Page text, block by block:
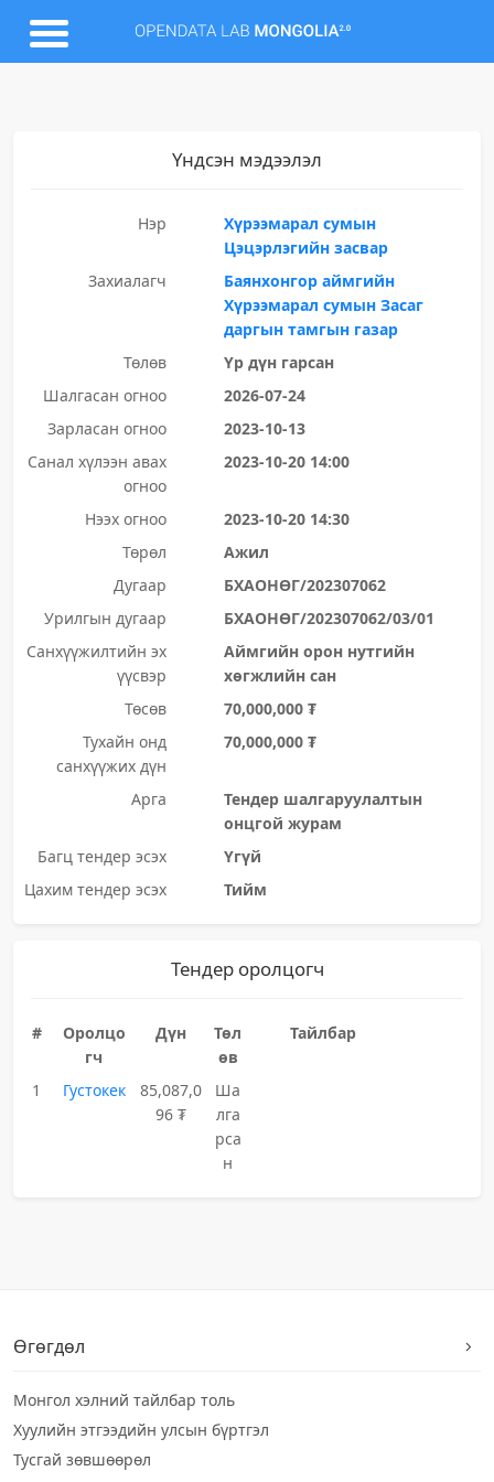
Үндсэн мэдээлэл
Нэр
Хүрээмарал сумын
Цэцэрлэгийн засвар
Захиалагч
Баянхонгор аймгийн
Хүрээмарал сумын Засаг
даргын тамгын газар
Төлөв
Үр дүн гарсан
Шалгасан огноо
2026-07-24
Зарласан огноо
2023-10-13
Санал хүлээн авах
огноо
2023-10-20 14:00
Нээх огноо
2023-10-20 14:30
Төрөл
Ажил
Дугаар
БХАОНӨГ/202307062
Урилгын дугаар
БХАОНӨГ/202307062/03/01
Санхүүжилтийн эх
үүсвэр
Аймгийн орон нутгийн
хөгжлийн сан
Төсөв
70,000,000 ₮
Тухайн онд
санхүүжих дүн
70,000,000 ₮
Арга
Тендер шалгаруулалтын
онцгой журам
Багц тендер эсэх
Үгүй
Цахим тендер эсэх
Тийм
Тендер оролцогч
#
Оролцо
гч
Дүн
Төл
өв
Тайлбар
1 Густокек
85,087,0
96 ₮
Ша
лга
рса
н
Өгөгдөл
Монгол хэлний тайлбар толь
Хуулийн этгээдийн улсын бүртгэл
Тусгай зөвшөөрөл